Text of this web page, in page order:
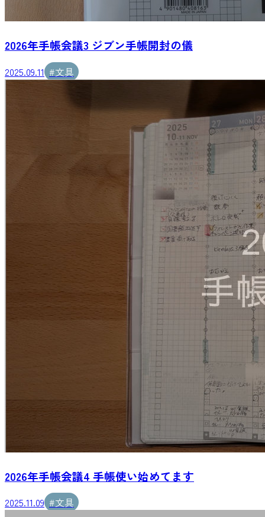
2026年手帳会議3 ジブン手帳開封の儀
2025.09.11 #文具
2026年手帳会議4 手帳使い始めてます
2025.11.09 #文具